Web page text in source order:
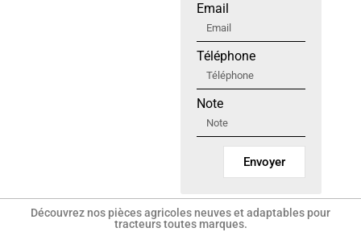
Email
Téléphone
Note
Envoyer
Découvrez nos pièces agricoles neuves et adaptables pour
tracteurs toutes marques.